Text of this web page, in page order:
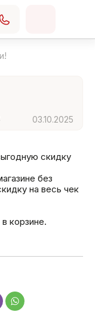
03.10.2025
скидку
без
на весь чек
корзине.